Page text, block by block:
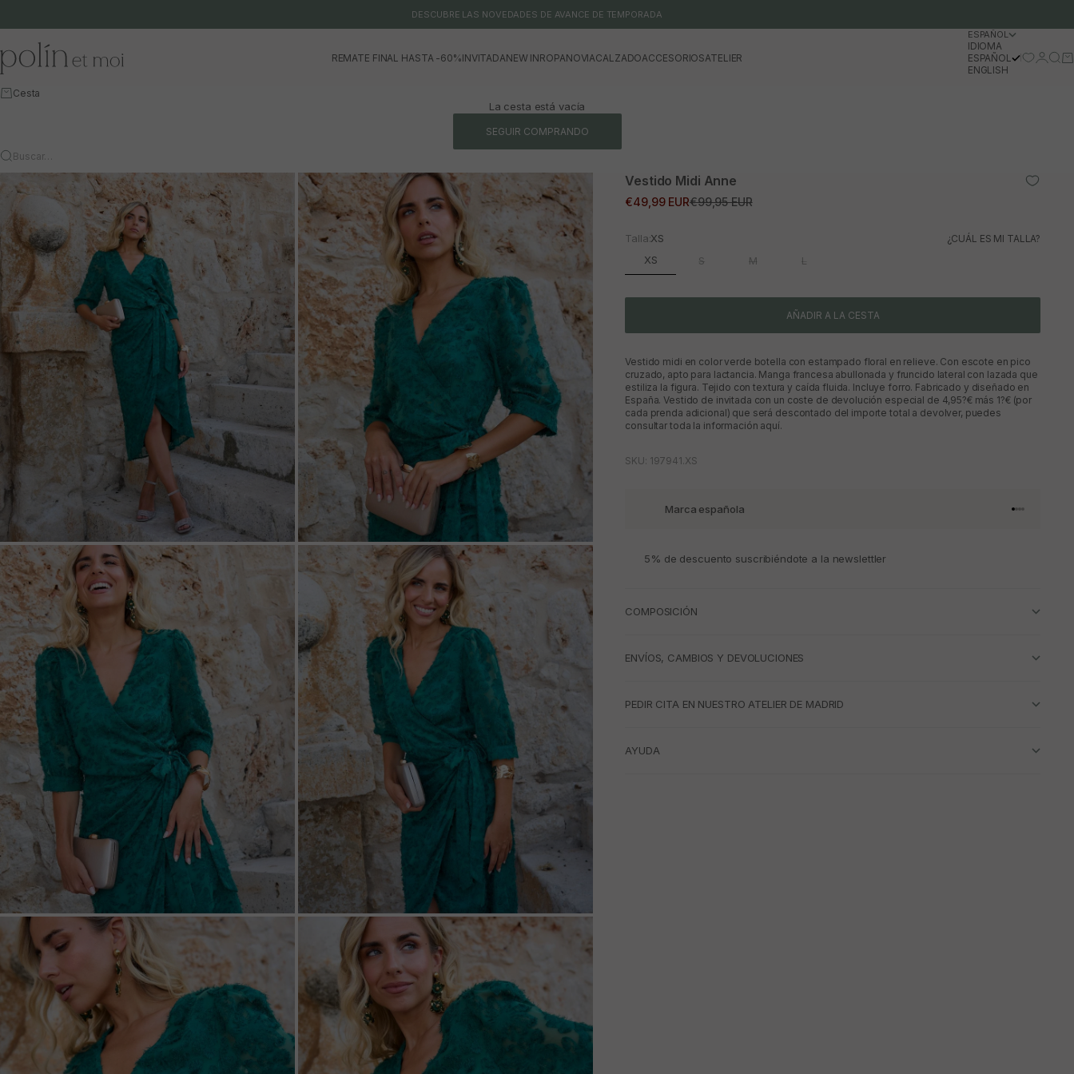
DESCUBRE LAS NOVEDADES DE AVANCE DE TEMPORADA
Polín et moi
REMATE FINAL HASTA -60%INVITADANEW INROPANOVIACALZADOACCESORIOSATELIER
ESPAÑOL
IDIOMA
ESPAÑOL
ENGLISH
Iniciar
Cesta
La cesta está vacía
SEGUIR COMPRANDO
Buscar…
ZOOM ZOOM
ZOOM ZOOM
Vestido Midi Anne
Precio de oferta
€49,99 EURPrecio normal
€99,95 EUR
Talla:XS ¿CUÁL ES MI TALLA?
XS S M L
AÑADIR A LA CESTA
Vestido midi en color verde botella con estampado floral en relieve. Con escote en pico
cruzado, apto para lactancia. Manga francesa abullonada y fruncido lateral con lazada que
estiliza la figura. Tejido con textura y caída fluida. Incluye forro. Fabricado y diseñado en
España. Vestido de invitada con un coste de devolución especial de 4,95?€ más 1?€ (por
cada prenda adicional) que será descontado del importe total a devolver, puedes
consultar toda la información aquí.
SKU: 197941.XS
Marca española Ir al artículo
Ir al
Ir al
Ir al
5% de descuento suscribiéndote a la newslettler
COMPOSICIÓN
ENVÍOS, CAMBIOS Y DEVOLUCIONES
PEDIR CITA EN NUESTRO ATELIER DE MADRID
AYUDA